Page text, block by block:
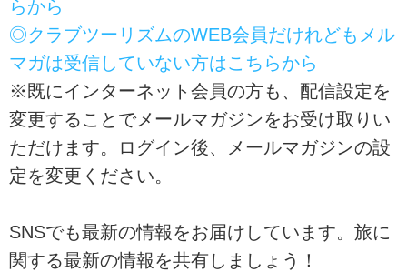
らから
◎クラブツーリズムのWEB会員だけれどもメル
マガは受信していない方はこちらから
※既にインターネット会員の方も、配信設定を
変更することでメールマガジンをお受け取りい
ただけます。ログイン後、メールマガジンの設
定を変更ください。
SNSでも最新の情報をお届けしています。旅に
関する最新の情報を共有しましょう！